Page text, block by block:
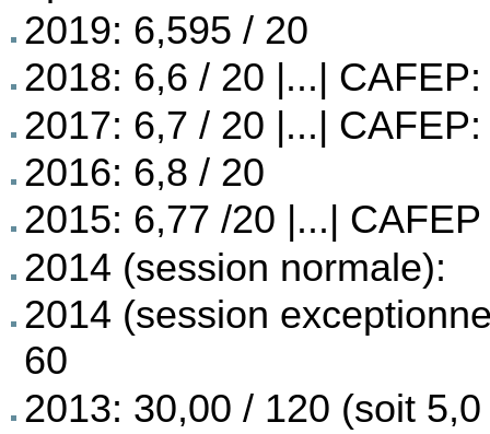
2019: 6,595 / 20
2018: 6,6 / 20 |...|
2017: 6,7 / 20 |...| CAFEP:
2016: 6,8 / 20
2015: 6,77 /20 |...|
2014 (session normale):
2014 (session
60
2013: 30,00 / 120 (soit